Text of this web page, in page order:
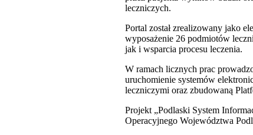
leczniczych.
Portal został zrealizowany jako
wyposażenie 26 podmiotów
jak i wsparcia procesu leczenia.
W ramach licznych prac
uruchomienie systemów
leczniczymi oraz zbudowaną
Projekt „Podlaski System
Operacyjnego Województwa